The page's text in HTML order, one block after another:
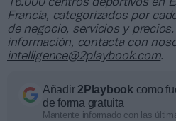
16.000 centros deportivos en
Francia, categorizados por
de negocio, servicios y
información, contacta con
intelligence@2playbook.com.
Añadir2Playbook como
de forma gratuita
Mantente informado con las